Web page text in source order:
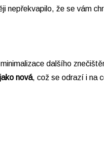
nepřekvapilo, že se vám
dalšího
nová, což se odrazí i na